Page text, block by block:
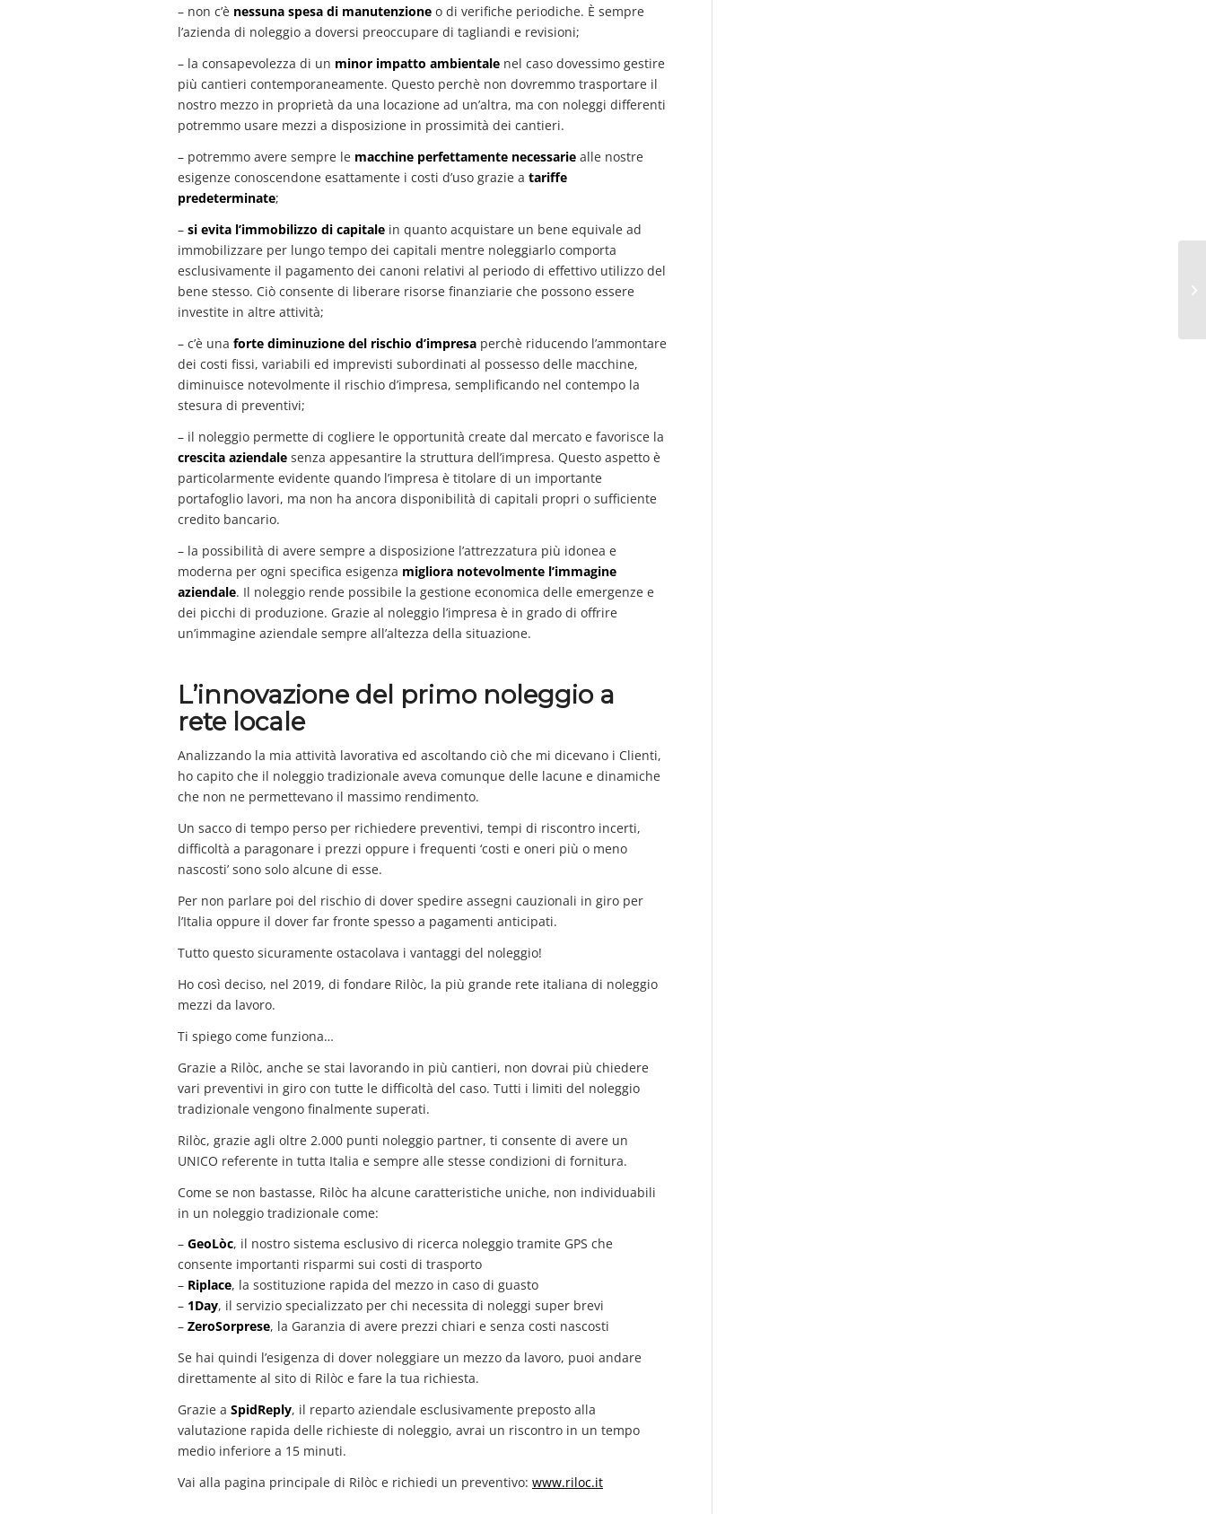
– non c’è nessuna spesa di manutenzione o di verifiche periodiche. È sempre
l’azienda di noleggio a doversi preoccupare di tagliandi e revisioni;
– la consapevolezza di un minor impatto ambientale nel caso dovessimo gestire
più cantieri contemporaneamente. Questo perchè non dovremmo trasportare il
nostro mezzo in proprietà da una locazione ad un’altra, ma con noleggi differenti
potremmo usare mezzi a disposizione in prossimità dei cantieri.
– potremmo avere sempre le macchine perfettamente necessarie alle nostre
esigenze conoscendone esattamente i costi d’uso grazie a tariffe
predeterminate;
– si evita l’immobilizzo di capitale in quanto acquistare un bene equivale ad
immobilizzare per lungo tempo dei capitali mentre noleggiarlo comporta
esclusivamente il pagamento dei canoni relativi al periodo di effettivo utilizzo del
bene stesso. Ciò consente di liberare risorse finanziarie che possono essere
investite in altre attività;
– c’è una forte diminuzione del rischio d’impresa perchè riducendo l’ammontare
dei costi fissi, variabili ed imprevisti subordinati al possesso delle macchine,
diminuisce notevolmente il rischio d’impresa, semplificando nel contempo la
stesura di preventivi;
– il noleggio permette di cogliere le opportunità create dal mercato e favorisce la
crescita aziendale senza appesantire la struttura dell’impresa. Questo aspetto è
particolarmente evidente quando l’impresa è titolare di un importante
portafoglio lavori, ma non ha ancora disponibilità di capitali propri o sufficiente
credito bancario.
– la possibilità di avere sempre a disposizione l’attrezzatura più idonea e
moderna per ogni specifica esigenza migliora notevolmente l’immagine
aziendale. Il noleggio rende possibile la gestione economica delle emergenze e
dei picchi di produzione. Grazie al noleggio l’impresa è in grado di offrire
un’immagine aziendale sempre all’altezza della situazione.
L’innovazione del primo noleggio a
rete locale
Analizzando la mia attività lavorativa ed ascoltando ciò che mi dicevano i Clienti,
ho capito che il noleggio tradizionale aveva comunque delle lacune e dinamiche
che non ne permettevano il massimo rendimento.
Un sacco di tempo perso per richiedere preventivi, tempi di riscontro incerti,
difficoltà a paragonare i prezzi oppure i frequenti ‘costi e oneri più o meno
nascosti’ sono solo alcune di esse.
Per non parlare poi del rischio di dover spedire assegni cauzionali in giro per
l’Italia oppure il dover far fronte spesso a pagamenti anticipati.
Tutto questo sicuramente ostacolava i vantaggi del noleggio!
Ho così deciso, nel 2019, di fondare Rilòc, la più grande rete italiana di noleggio
mezzi da lavoro.
Ti spiego come funziona…
Grazie a Rilòc, anche se stai lavorando in più cantieri, non dovrai più chiedere
vari preventivi in giro con tutte le difficoltà del caso. Tutti i limiti del noleggio
tradizionale vengono finalmente superati.
Rilòc, grazie agli oltre 2.000 punti noleggio partner, ti consente di avere un
UNICO referente in tutta Italia e sempre alle stesse condizioni di fornitura.
Come se non bastasse, Rilòc ha alcune caratteristiche uniche, non individuabili
in un noleggio tradizionale come:
– GeoLòc, il nostro sistema esclusivo di ricerca noleggio tramite GPS che
consente importanti risparmi sui costi di trasporto
– Riplace, la sostituzione rapida del mezzo in caso di guasto
– 1Day, il servizio specializzato per chi necessita di noleggi super brevi
– ZeroSorprese, la Garanzia di avere prezzi chiari e senza costi nascosti
Se hai quindi l’esigenza di dover noleggiare un mezzo da lavoro, puoi andare
direttamente al sito di Rilòc e fare la tua richiesta.
Grazie a SpidReply, il reparto aziendale esclusivamente preposto alla
valutazione rapida delle richieste di noleggio, avrai un riscontro in un tempo
medio inferiore a 15 minuti.
Vai alla pagina principale di Rilòc e richiedi un preventivo: www.riloc.it